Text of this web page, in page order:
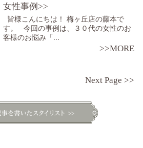
女性事例>>
皆様こんにちは！ 梅ヶ丘店の藤本で
す。 今回の事例は、３０代の女性のお
客様のお悩み「...
>>MORE
Next Page >>